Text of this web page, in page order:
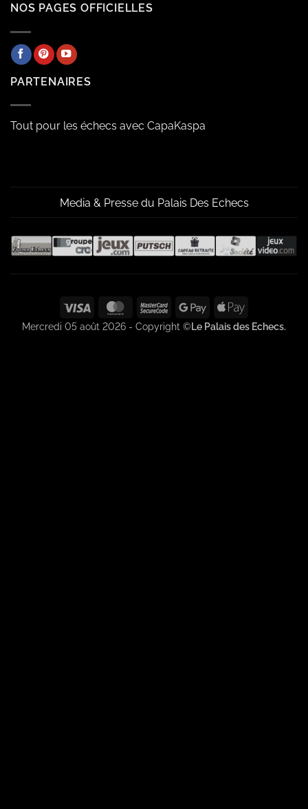
NOS PAGES OFFICIELLES
PARTENAIRES
Tout pour les échecs avec CapaKaspa
Media & Presse du Palais Des Echecs
Visa MasterCardMasterCard
2
Google
Pay
Apple
Pay
Mercredi 05 août 2026 - Copyright ©Le Palais des Echecs.